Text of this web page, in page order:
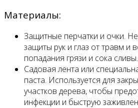
Материалы:
Защитные перчатки и очки.
защиты рук и глаз от травм и
попадания грязи и сока сливы.
Садовая лента или
паста. Используется для
участков дерева, чтобы
инфекции и быструю